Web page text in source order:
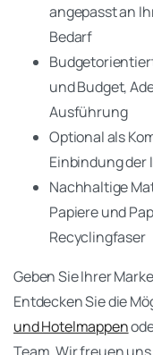
angepasst an
Bedarf
und Budget,
Ausführung
Optional als
Einbindung der
Nachhaltige
Papiere und
Recyclingfaser
Geben Sie Ihrer
Entdecken Sie die
und Hotelmappen
Team. Wir freuen